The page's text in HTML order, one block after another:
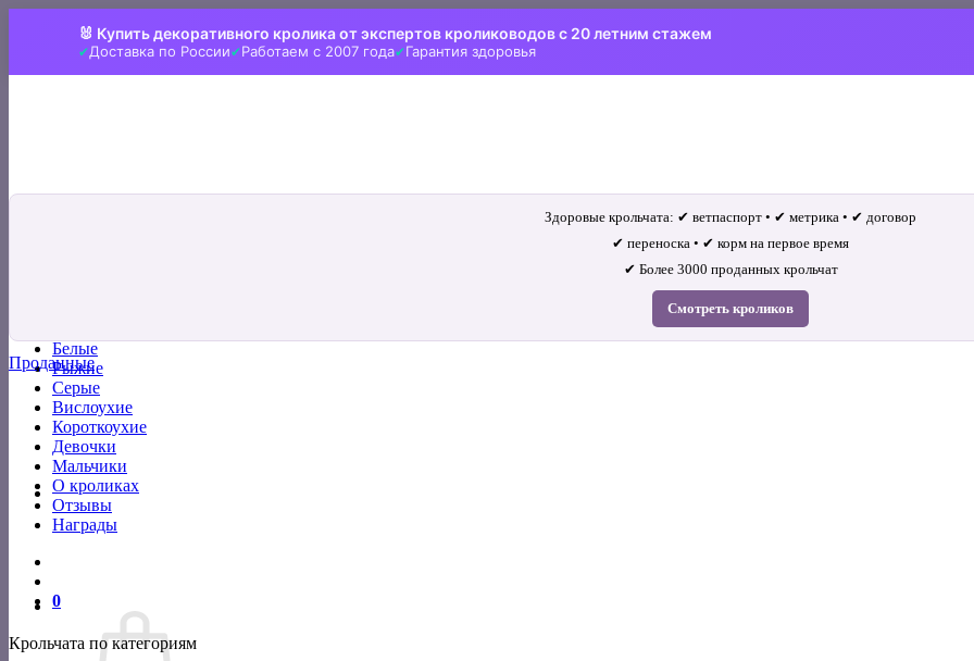
🐰 Купить декоративного кролика от экспертов кролиководов с 20 летним стажем
Доставка по России Работаем с 2007 года Гарантия здоровья
Белые
Рыжие
Серые
Вислоухие
Короткоухие
Девочки
Мальчики
О кроликах
Отзывы
Награды
0
Здоровые крольчата: ✔ ветпаспорт • ✔ метрика • ✔ договор
✔ переноска • ✔ корм на первое время
✔ Более 3000 проданных крольчат
Смотреть кроликов
Проданные
Крольчата по категориям